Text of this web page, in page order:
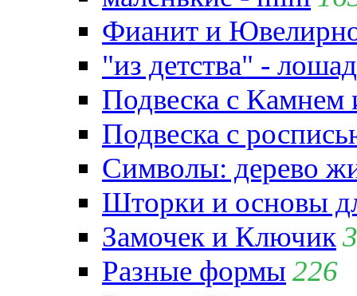
Фианит и
"из детства" -
Подвеска с
Подвеска с
Символы: дерево
Шторки и основы
Замочек и Ключик
Разные формы 226